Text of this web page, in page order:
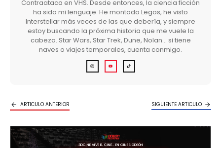
Contraataca en VHS. Desde entonces, la ciencia ficción
ha sido mi lenguaje. He montado Legos, he visto
Interstellar más veces de las que debería, y siempre
estoy buscando la próxima historia que me vuele la
cabeza. Star Wars, Star Trek, Dune, Nolan… si tiene
naves o viajes temporales, cuenta conmigo.
ARTICULO ANTERIOR SIGUIENTE ARTICULO
3DCINE VIVE EL CINE… EN CINES ODEÓN